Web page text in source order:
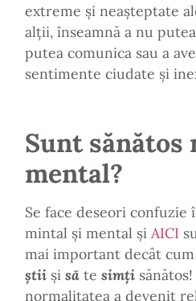
extreme și neașteptate
alții, înseamnă a nu
putea comunica sau a
sentimente ciudate și
Sunt sănătos
mental?
Se face deseori
mintal și mental șiAICI
mai important decât
știi șisă tesimți
normalitatea a devenit